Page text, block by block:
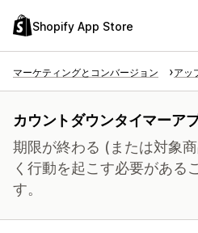
Shopify App Store
マーケティングとコンバージョン アッ
カウントダウンタイマーア
期限が終わる (または対象
く行動を起こす必要がある
す。